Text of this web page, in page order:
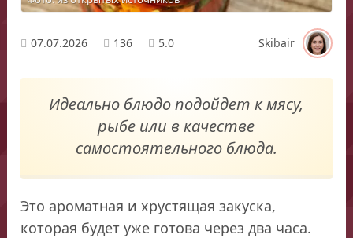
07.07.2026 136 5.0 Skibair
Идеально блюдо подойдет к мясу,
рыбе или в качестве
самостоятельного блюда.
Это ароматная и хрустящая закуска,
которая будет уже готова через два часа.